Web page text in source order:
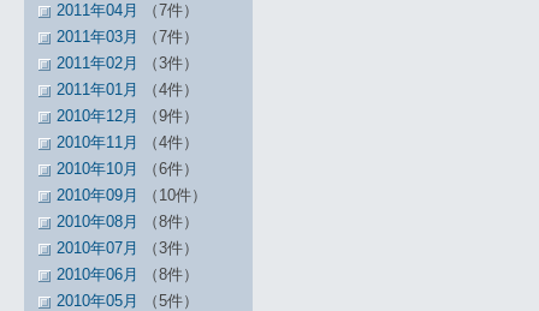
2011年04月
（7件）
2011年03月
（7件）
2011年02月
（3件）
2011年01月
（4件）
2010年12月
（9件）
2010年11月
（4件）
2010年10月
（6件）
2010年09月
（10件）
2010年08月
（8件）
2010年07月
（3件）
2010年06月
（8件）
2010年05月
（5件）